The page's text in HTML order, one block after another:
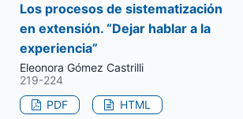
Los procesos de sistematización
en extensión. “Dejar hablar a la
experiencia”
Eleonora Gómez Castrilli
219-224
PDF
HTML